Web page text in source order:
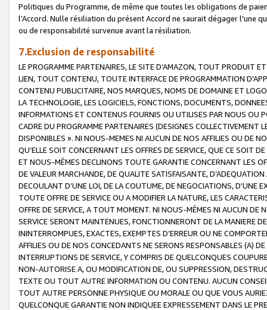
Politiques du Programme, de même que toutes les obligations de
l’Accord. Nulle résiliation du présent Accord ne saurait dégager l'une
ou de responsabilité survenue avant la résiliation.
7.Exclusion de responsabilité
LE PROGRAMME PARTENAIRES, LE SITE D’AMAZON, TOUT PRODUIT
LIEN, TOUT CONTENU, TOUTE INTERFACE DE PROGRAMMATION
CONTENU PUBLICITAIRE, NOS MARQUES, NOMS DE DOMAINE ET
LA TECHNOLOGIE, LES LOGICIELS, FONCTIONS, DOCUMENTS,
INFORMATIONS ET CONTENUS FOURNIS OU UTILISES PAR NOUS OU
CADRE DU PROGRAMME PARTENAIRES (DESIGNES COLLECTIVEMENT
DISPONIBLES ». NI NOUS-MEMES NI AUCUN DE NOS AFFILIES OU DE
QU’ELLE SOIT CONCERNANT LES OFFRES DE SERVICE, QUE CE SOIT
ET NOUS-MÊMES DECLINONS TOUTE GARANTIE CONCERNANT LES
DE VALEUR MARCHANDE, DE QUALITE SATISFAISANTE,
DECOULANT D’UNE LOI, DE LA COUTUME, DE NEGOCIATIONS, D’UNE
TOUTE OFFRE DE SERVICE OU A MODIFIER LA NATURE, LES
OFFRE DE SERVICE, A TOUT MOMENT. NI NOUS-MÊMES NI AUCUN DE
SERVICE SERONT MAINTENUES, FONCTIONNERONT DE LA MANIERE
ININTERROMPUES, EXACTES, EXEMPTES D’ERREUR OU NE
AFFILIES OU DE NOS CONCEDANTS NE SERONS RESPONSABLES (A)
INTERRUPTIONS DE SERVICE, Y COMPRIS DE QUELCONQUES
NON-AUTORISE A, OU MODIFICATION DE, OU SUPPRESSION,
TEXTE OU TOUT AUTRE INFORMATION OU CONTENU. AUCUN
TOUT AUTRE PERSONNE PHYSIQUE OU MORALE OU QUE VOUS
QUELCONQUE GARANTIE NON INDIQUEE EXPRESSEMENT DANS LE